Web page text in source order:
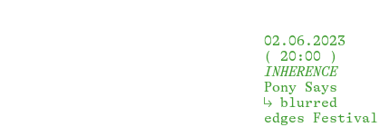
02.06.2023
20:00
INHERENCE
Pony Says
blurred
edges Festival